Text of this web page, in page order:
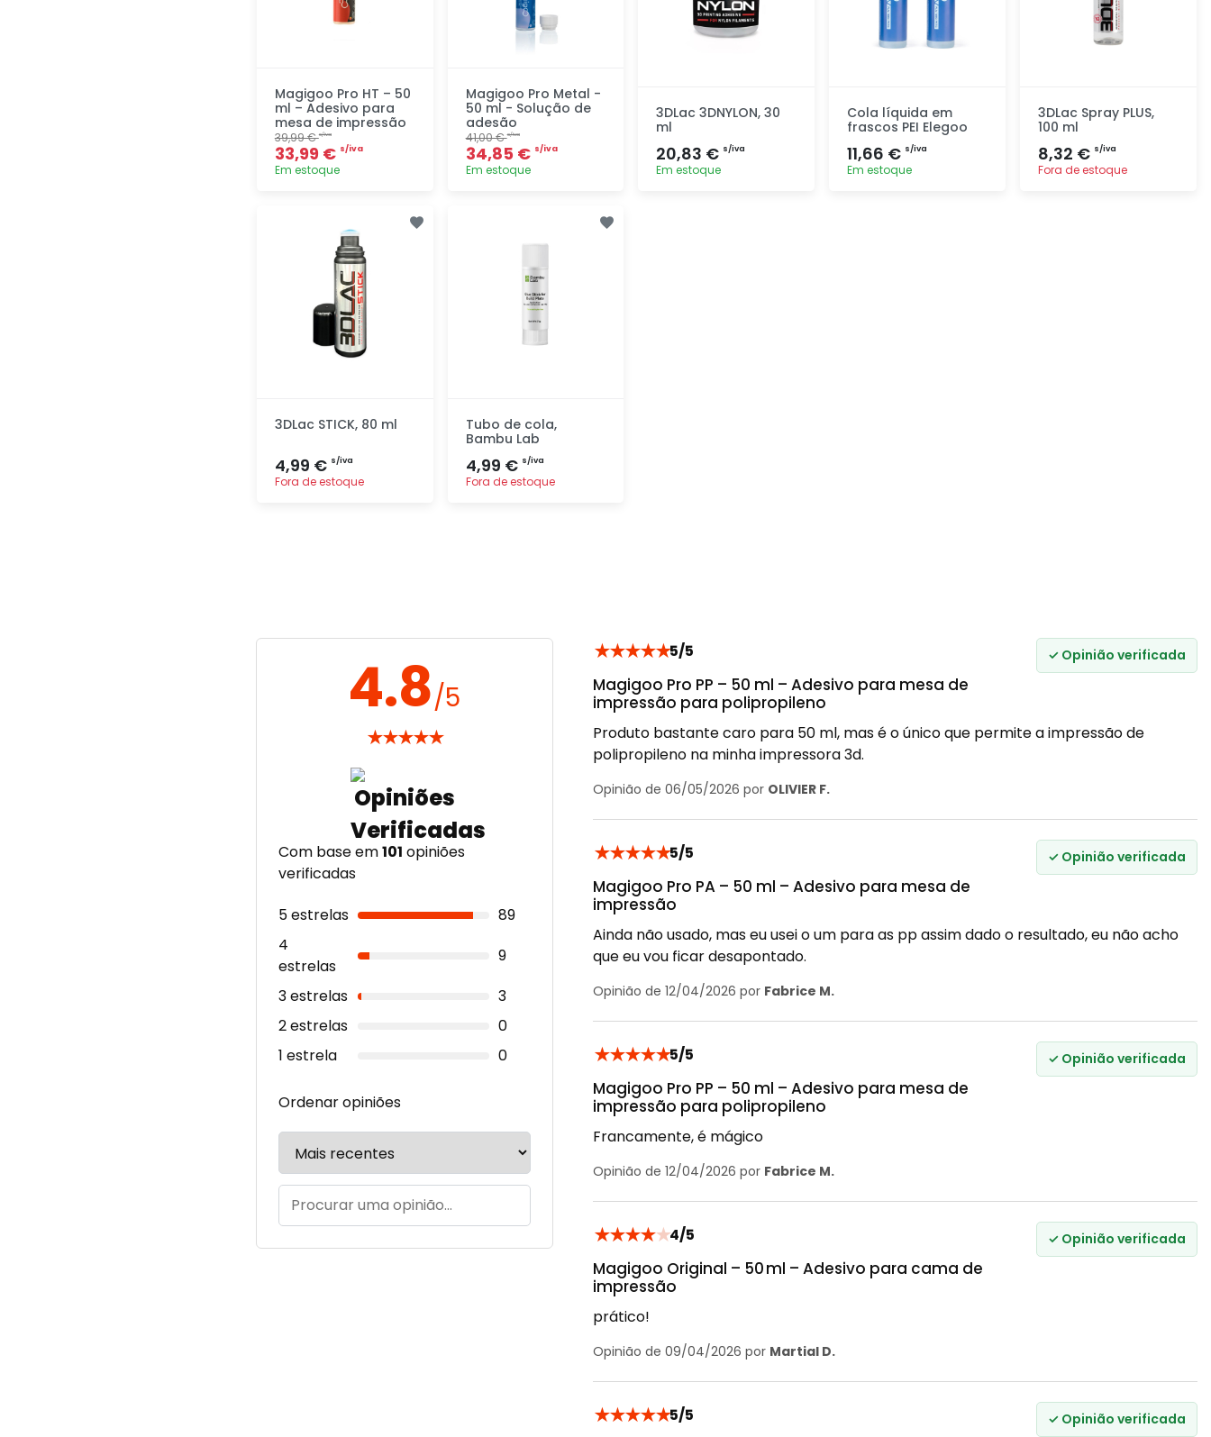
Magigoo Pro HT – 50
ml – Adesivo para
mesa de impressão
39,99 €s/iva
33,99 € s/iva
Em estoque
rapidamente
Magigoo Pro Metal -
50 ml - Solução de
adesão
41,00 €s/iva
34,85 € s/iva
Em estoque
3DLac 3DNYLON, 30
ml
20,83 € s/iva
Em estoque
Cola líquida em
frascos PEI Elegoo
11,66 € s/iva
Em estoque
3DLac Spray PLUS,
100 ml
8,32 € s/iva
Fora de estoque
3DLac STICK, 80 ml
4,99 € s/iva
Fora de estoque
Tubo de cola,
Bambu Lab
4,99 € s/iva
Fora de estoque
4.8/5
★★★★★
Com base em101 opiniões
verificadas
5 estrelas
89
4
estrelas
9
3 estrelas
3
2 estrelas
0
1 estrela
0
Ordenar opiniões
★★★★★5/5
Magigoo Pro PP – 50 ml – Adesivo para mesa de
impressão para polipropileno
✓ Opinião verificada
Produto bastante caro para 50 ml, mas é o único que permite a impressão de
polipropileno na minha impressora 3d.
Opinião de 06/05/2026 por OLIVIER F.
★★★★★5/5
Magigoo Pro PA – 50 ml – Adesivo para mesa de
impressão
✓ Opinião verificada
Ainda não usado, mas eu usei o um para as pp assim dado o resultado, eu não acho
que eu vou ficar desapontado.
Opinião de 12/04/2026 por Fabrice M.
★★★★★5/5
Magigoo Pro PP – 50 ml – Adesivo para mesa de
impressão para polipropileno
✓ Opinião verificada
Francamente, é mágico
Opinião de 12/04/2026 por Fabrice M.
★★★★★4/5
Magigoo Original – 50 ml – Adesivo para cama de
impressão
✓ Opinião verificada
prático!
Opinião de 09/04/2026 por Martial D.
★★★★★5/5 ✓ Opinião verificada